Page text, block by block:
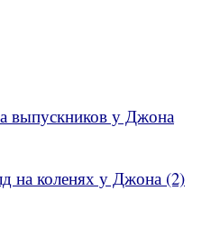
выпускников у Джона
на коленях у Джона (2)